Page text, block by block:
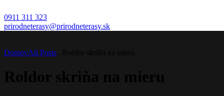
0911 311 323
prirodneterasy@prirodneterasy.sk
DomovAll Posts